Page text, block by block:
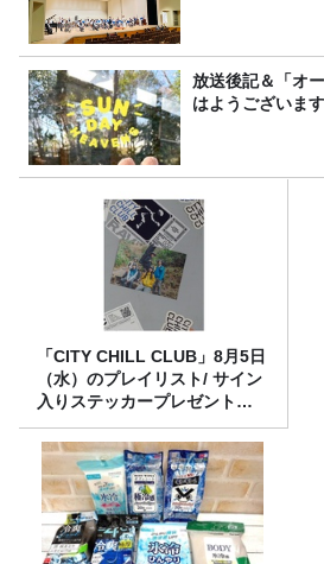
放送後記＆「オ
はようございます
「CITY CHILL CLUB」8月5日
（水）のプレイリスト/ サイン
入りステッカープレゼント有
り